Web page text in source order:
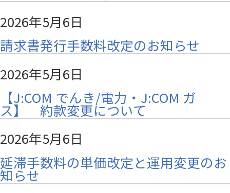
2026年5月6日
請求書発行手数料改定のお知らせ
2026年5月6日
【J:COM でんき/電力・J:COM ガ
ス】 約款変更について
2026年5月6日
延滞手数料の単価改定と運用変更のお
知らせ